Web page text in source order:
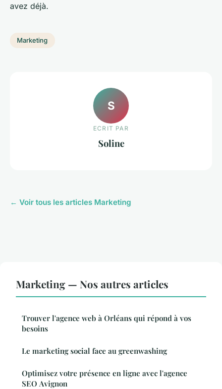
avez déjà.
Marketing
S
ECRIT PAR
Soline
← Voir tous les articles Marketing
Marketing — Nos autres articles
Trouver l'agence web à Orléans qui répond à vos
besoins
Le marketing social face au greenwashing
Optimisez votre présence en ligne avec l'agence
SEO Avignon